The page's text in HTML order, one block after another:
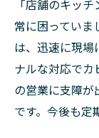
「店舗のキッ
常に困っていま
は、迅速に現場
ナルな対応で
の営業に支障が
です。今後も定